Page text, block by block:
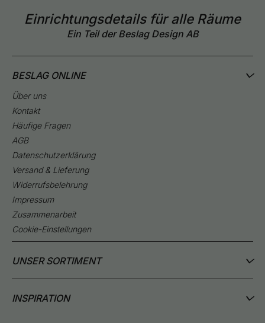
Einrichtungsdetails für alle Räume
Ein Teil der Beslag Design AB
BESLAG ONLINE
Über uns
Kontakt
Häufige Fragen
AGB
Datenschutzerklärung
Versand & Lieferung
Widerrufsbelehrung
Impressum
Zusammenarbeit
Cookie-Einstellungen
UNSER SORTIMENT
INSPIRATION